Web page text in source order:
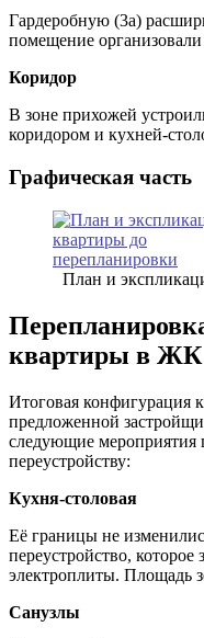
Гардеробную (3а)
помещение
Коридор
В зоне прихожей
коридором и кухней-
Графическая часть
План и
квартиры в
Итоговая конфигурация
предложенной
следующие мероприятия
переустройству:
Кухня-столовая
Её границы не
переустройство,
электроплиты. Площадь
Санузлы